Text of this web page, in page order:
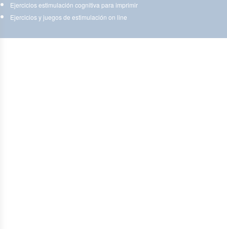
Ejercicios estimulación cognitiva para imprimir
Ejercicios y juegos de estimulación on line